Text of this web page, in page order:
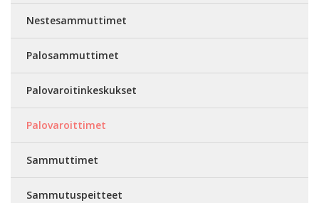
Nestesammuttimet
Palosammuttimet
Palovaroitinkeskukset
Palovaroittimet
Sammuttimet
Sammutuspeitteet